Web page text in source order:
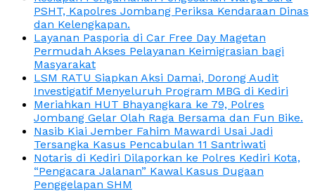
PSHT, Kapolres Jombang Periksa Kendaraan Dinas
dan Kelengkapan.
Layanan Pasporia di Car Free Day Magetan
Permudah Akses Pelayanan Keimigrasian bagi
Masyarakat
LSM RATU Siapkan Aksi Damai, Dorong Audit
Investigatif Menyeluruh Program MBG di Kediri
Meriahkan HUT Bhayangkara ke 79, Polres
Jombang Gelar Olah Raga Bersama dan Fun Bike.
Nasib Kiai Jember Fahim Mawardi Usai Jadi
Tersangka Kasus Pencabulan 11 Santriwati
Notaris di Kediri Dilaporkan ke Polres Kediri Kota,
“Pengacara Jalanan” Kawal Kasus Dugaan
Penggelapan SHM